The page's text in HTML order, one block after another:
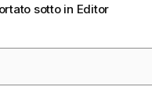
sotto in Editor